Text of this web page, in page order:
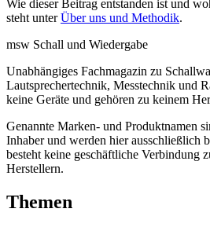
Wie dieser Beitrag entstanden ist und
steht unterÜber uns und Methodik.
msw Schall und Wiedergabe
Unabhängiges Fachmagazin zu
Lautsprechertechnik, Messtechnik und
keine Geräte und gehören zu keinem
Genannte Marken- und Produktnamen
Inhaber und werden hier ausschließlich
besteht keine geschäftliche Verbindung
Herstellern.
Themen